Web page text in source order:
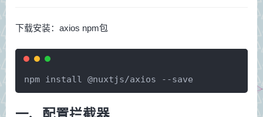
下载安装：axios npm包
npm install @nuxtjs/axios --save